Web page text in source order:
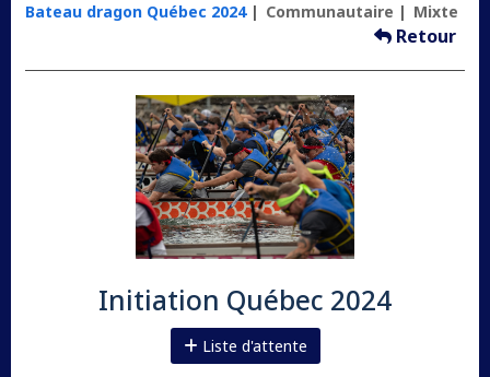
Bateau dragon Québec 2024 Communautaire Mixte
Retour
Initiation Québec 2024
Liste d'attente